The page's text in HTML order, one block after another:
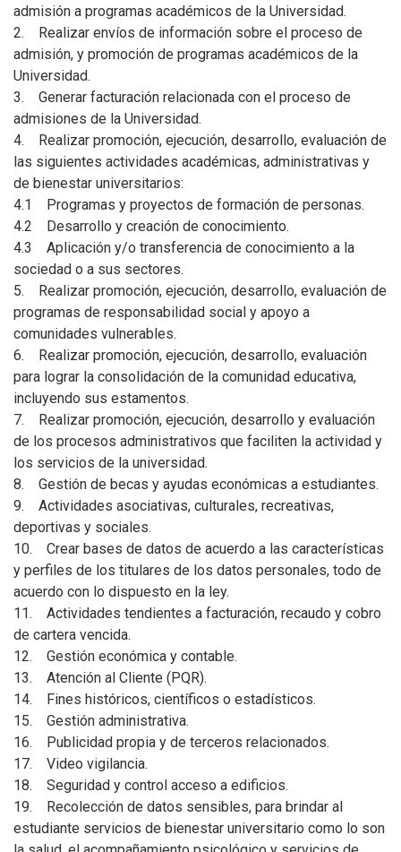
admisión a programas académicos de la Universidad.
2. Realizar envíos de información sobre el proceso de
admisión, y promoción de programas académicos de la
Universidad.
3. Generar facturación relacionada con el proceso de
admisiones de la Universidad.
4. Realizar promoción, ejecución, desarrollo, evaluación de
las siguientes actividades académicas, administrativas y
de bienestar universitarios:
4.1 Programas y proyectos de formación de personas.
4.2 Desarrollo y creación de conocimiento.
4.3 Aplicación y/o transferencia de conocimiento a la
sociedad o a sus sectores.
5. Realizar promoción, ejecución, desarrollo, evaluación de
programas de responsabilidad social y apoyo a
comunidades vulnerables.
6. Realizar promoción, ejecución, desarrollo, evaluación
para lograr la consolidación de la comunidad educativa,
incluyendo sus estamentos.
7. Realizar promoción, ejecución, desarrollo y evaluación
de los procesos administrativos que faciliten la actividad y
los servicios de la universidad.
8. Gestión de becas y ayudas económicas a estudiantes.
9. Actividades asociativas, culturales, recreativas,
deportivas y sociales.
10. Crear bases de datos de acuerdo a las características
y perfiles de los titulares de los datos personales, todo de
acuerdo con lo dispuesto en la ley.
11. Actividades tendientes a facturación, recaudo y cobro
de cartera vencida.
12. Gestión económica y contable.
13. Atención al Cliente (PQR).
14. Fines históricos, científicos o estadísticos.
15. Gestión administrativa.
16. Publicidad propia y de terceros relacionados.
17. Video vigilancia.
18. Seguridad y control acceso a edificios.
19. Recolección de datos sensibles, para brindar al
estudiante servicios de bienestar universitario como lo son